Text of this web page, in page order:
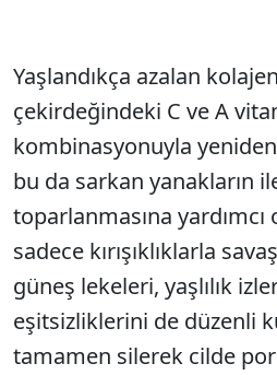
Yaşlandıkça azalan
çekirdeğindeki C ve A
kombinasyonuyla yeniden
bu da sarkan yanakların
toparlanmasına
sadece kırışıklıklarla
güneş lekeleri, yaşlılık
eşitsizliklerini de düzenli
tamamen silerek cilde